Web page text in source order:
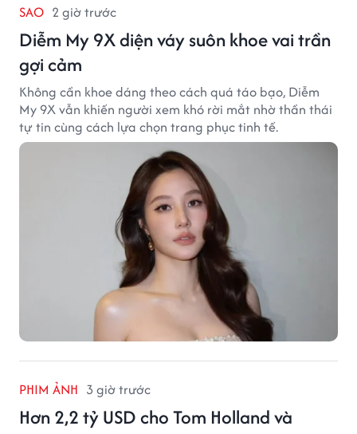
SAO 2 giờ trước
Diễm My 9X diện váy suôn khoe vai trần
gợi cảm
Không cần khoe dáng theo cách quá táo bạo, Diễm
My 9X vẫn khiến người xem khó rời mắt nhờ thần thái
tự tin cùng cách lựa chọn trang phục tinh tế.
PHIM ẢNH 3 giờ trước
Hơn 2,2 tỷ USD cho Tom Holland và